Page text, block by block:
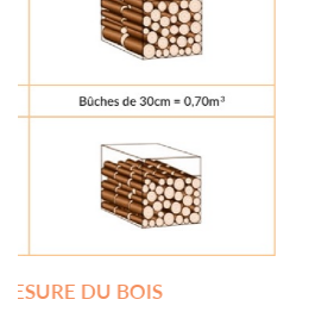
COMPARATIF DES
Pour plus d'informations, nous